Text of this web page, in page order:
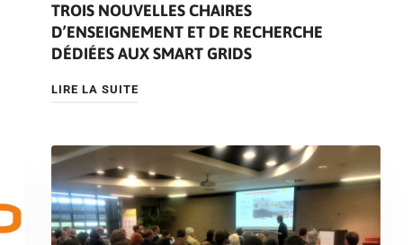
TROIS NOUVELLES CHAIRES
D’ENSEIGNEMENT ET DE RECHERCHE
DÉDIÉES AUX SMART GRIDS
LIRE LA SUITE